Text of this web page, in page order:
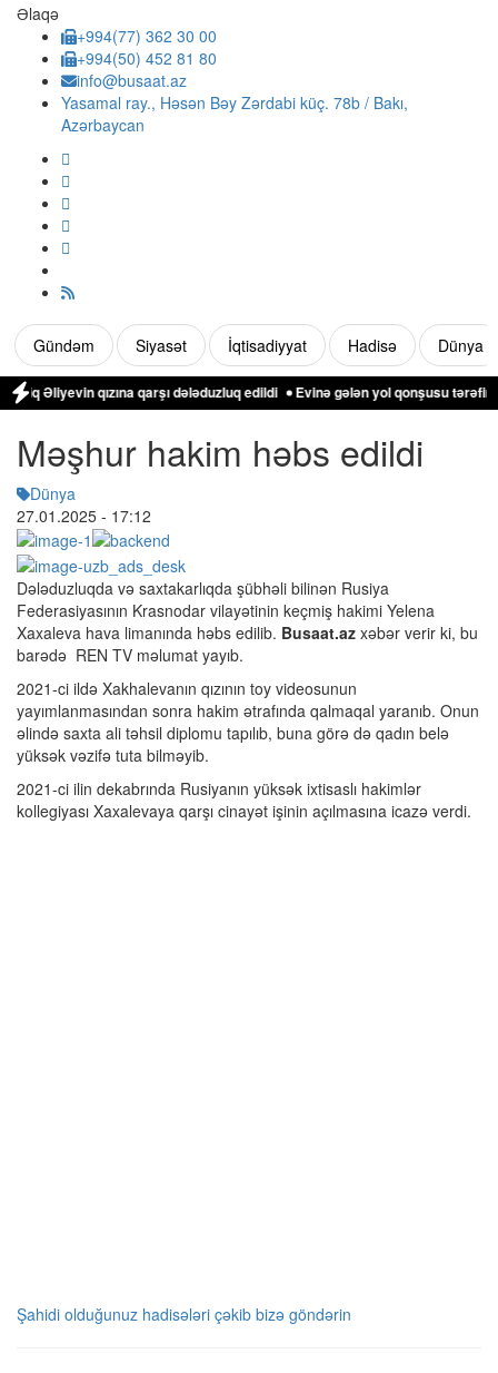
Əlaqə
+994(77) 362 30 00
+994(50) 452 81 80
info@busaat.az
Yasamal ray., Həsən Bəy Zərdabi küç. 78b / Bakı,
Azərbaycan
Gündəm Siyasət İqtisadiyyat Hadisə Dünya
qızına qarşı dələduzluq edildi Evinə gələn yol qonşusu tərəfindən
Məşhur hakim həbs edildi
Dünya
27.01.2025 - 17:12
Dələduzluqda və saxtakarlıqda şübhəli bilinən Rusiya
Federasiyasının Krasnodar vilayətinin keçmiş hakimi Yelena
Xaxaleva hava limanında həbs edilib. Busaat.az xəbər verir ki, bu
barədə REN TV məlumat yayıb.
2021-ci ildə Xakhalevanın qızının toy videosunun
yayımlanmasından sonra hakim ətrafında qalmaqal yaranıb. Onun
əlində saxta ali təhsil diplomu tapılıb, buna görə də qadın belə
yüksək vəzifə tuta bilməyib.
2021-ci ilin dekabrında Rusiyanın yüksək ixtisaslı hakimlər
kollegiyası Xaxalevaya qarşı cinayət işinin açılmasına icazə verdi.
Şahidi olduğunuz hadisələri çəkib bizə göndərin